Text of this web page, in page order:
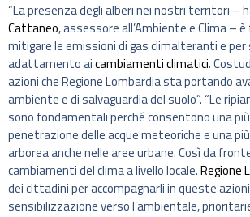
“La presenza degli alberi nei nostri territori –
Cattaneo, assessore all’Ambiente e Clima –
mitigare le emissioni di gas climalteranti e per
adattamento aicambiamenti climatici.
azioni che Regione Lombardia sta portando
ambiente e di salvaguardia del suolo”. “Le
sono fondamentali perché consentono una
penetrazione delle acque meteoriche e una
arborea anche nelle aree urbane. Così da
cambiamenti del clima a livello locale.Regione
dei cittadini per accompagnarli in queste
sensibilizzazione verso l’ambientale,